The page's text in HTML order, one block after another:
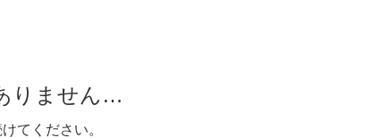
りません…
てください。